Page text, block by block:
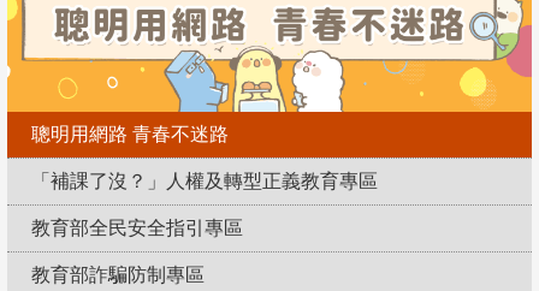
聰明用網路 青春不迷路
「補課了沒？」人權及轉型正義教育專區
教育部全民安全指引專區
教育部詐騙防制專區